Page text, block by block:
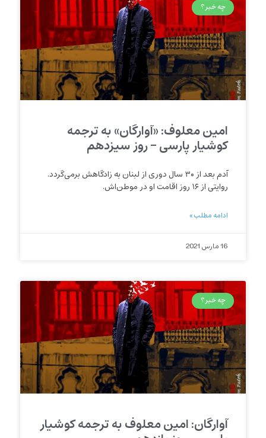
چه خبر؟
امین معلوف: «آوارگان» به ترجمه
کوشیار پارسی – روز سیزدهم
آدم بعد از ۳۰ سال دوری از لبنان به زادگاهش برمی‌گردد.
روایتی از ۱۶ روز اقامت او در موطن‌اش.
ادامه مطلب »
16 مارس 2021
چه خبر؟
آوارگان: امین معلوف به ترجمه کوشیار